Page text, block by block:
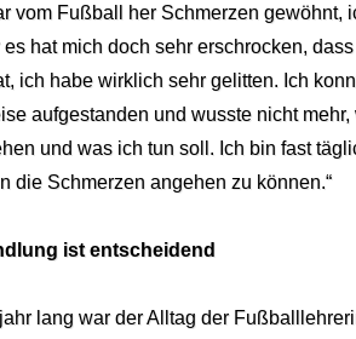
vom Fußball her Schmerzen gewöhnt,
hat mich doch sehr erschrocken,
ich habe wirklich sehr gelitten. Ich
aufgestanden und wusste nicht
und was ich tun soll. Ich bin fast
die Schmerzen angehen zu können.“
ist entscheidend
lang war der Alltag der